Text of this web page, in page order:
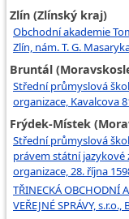
Zlín (Zlínský kraj)
Obchodní akademie
Zlín, nám. T. G.
Bruntál
Střední průmyslová
organizace, Kavalcova
Frýdek-Místek
Střední průmyslová
právem státní jazykové
organizace, 28. října
TŘINECKÁ OBCHODNÍ
VEŘEJNÉ SPRÁVY,